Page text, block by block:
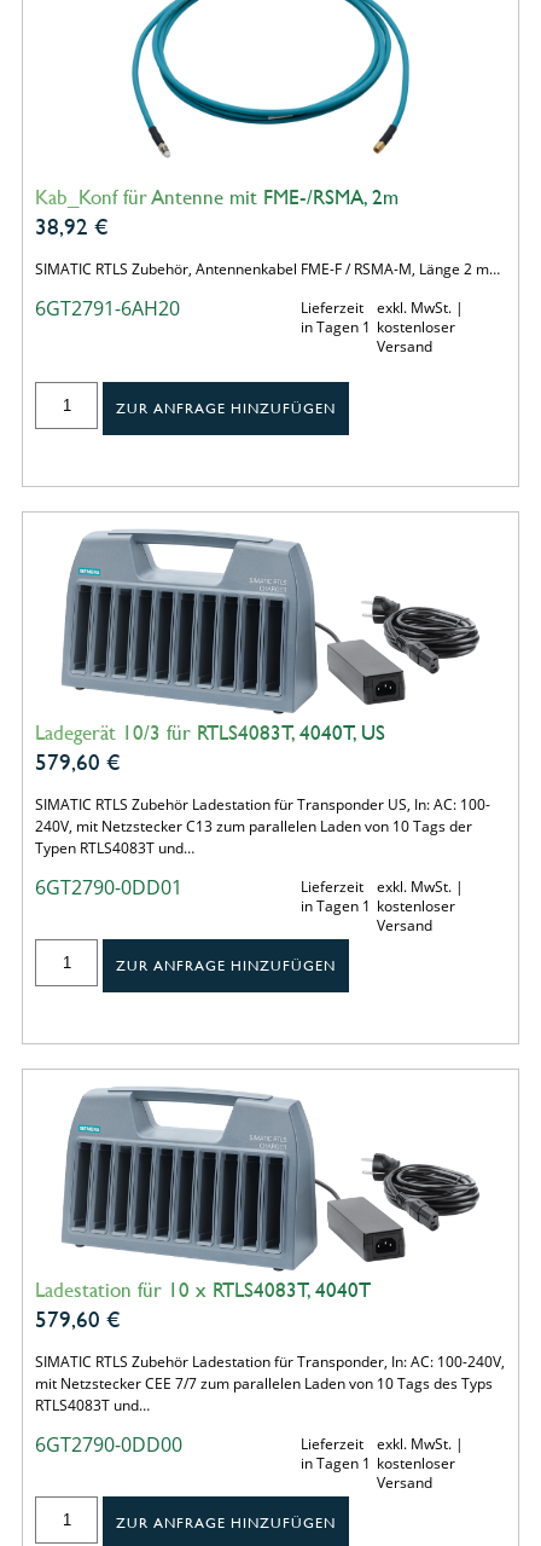
Kab_Konf für Antenne mit FME-/RSMA, 2m
38,92 €
SIMATIC RTLS Zubehör, Antennenkabel FME-F / RSMA-M, Länge 2 m…
6GT2791-6AH20
Lieferzeit
in Tagen 1
exkl. MwSt. |
kostenloser
Versand
ZUR ANFRAGE HINZUFÜGEN
Ladegerät 10/3 für RTLS4083T, 4040T, US
579,60 €
SIMATIC RTLS Zubehör Ladestation für Transponder US, In: AC: 100-
240V, mit Netzstecker C13 zum parallelen Laden von 10 Tags der
Typen RTLS4083T und…
6GT2790-0DD01
Lieferzeit
in Tagen 1
exkl. MwSt. |
kostenloser
Versand
ZUR ANFRAGE HINZUFÜGEN
Ladestation für 10 x RTLS4083T, 4040T
579,60 €
SIMATIC RTLS Zubehör Ladestation für Transponder, In: AC: 100-240V,
mit Netzstecker CEE 7/7 zum parallelen Laden von 10 Tags des Typs
RTLS4083T und…
6GT2790-0DD00
Lieferzeit
in Tagen 1
exkl. MwSt. |
kostenloser
Versand
ZUR ANFRAGE HINZUFÜGEN